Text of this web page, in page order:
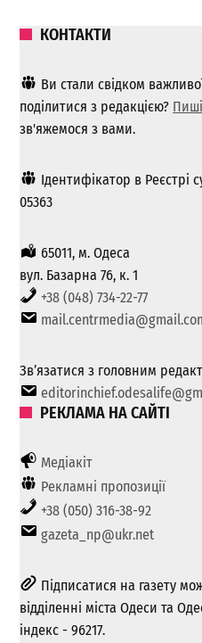
КОНТАКТИ
Ви стали свідком
поділитися з редакцією?
зв'яжемося з вами.
Ідентифікатор в Реєстрі
05363
65011, м. Одеса
вул. Базарна 76, к. 1
+38 (048) 734-22-77
Зв’язатися з головним
РЕКЛАМА НА САЙТІ
Медіакіт
Рекламні пропозиції
+38 (050) 316-38-92
gazeta_np@ukr.net
Підписатися на газету
відділенні міста Одеси та
індекс - 96217.